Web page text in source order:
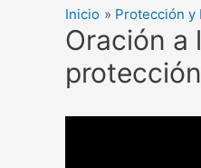
Inicio Protección y
Oración a
protección